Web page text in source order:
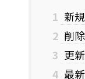
1 新
2 削
3 更
4 最